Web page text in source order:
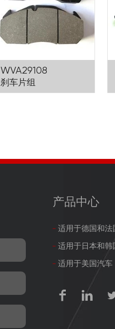
WVA29108
刹车片组
产品中心
适用于德国和法
适用于日本和韩
适用于美国汽车
 